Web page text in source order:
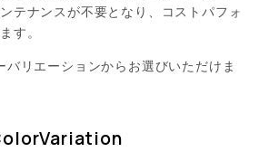
テナンスが不要となり、コストパフォ
す。
バリエーションからお選びいただけま